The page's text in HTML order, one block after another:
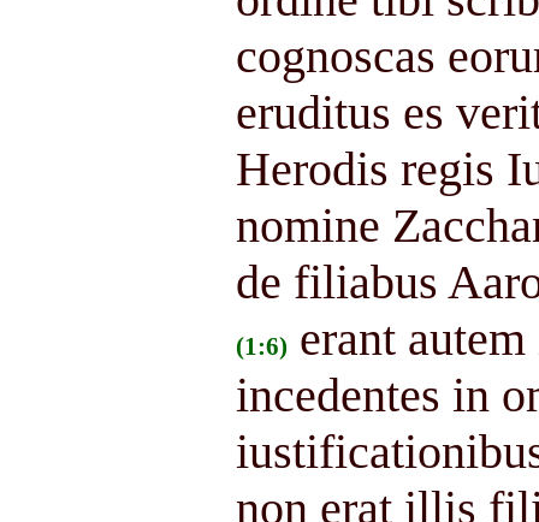
cognoscas
eruditus es
Herodis regis
nomine
de filiabus
(1:6) erant
incedentes in
non erat illis